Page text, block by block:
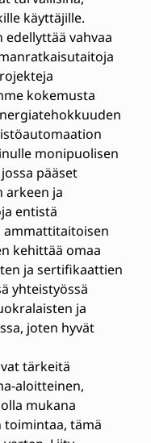
käyttäjille.
edellyttää vahvaa
kokemusta
monipuolisen
pääset
arkeen ja
entistä
ammattitaitoisen
kehittää omaa
ja sertifikaattien
yhteistyössä
ja
joten hyvät
tärkeitä
aloitteinen,
mukana
toimintaa, tämä